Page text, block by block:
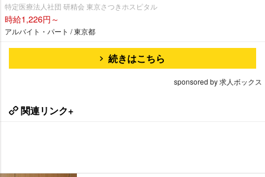
特定医療法人社団 研精会 東京さつきホスピタル
時給1,226円～
アルバイト・パート / 東京都
続きはこちら
sponsored by 求人ボックス
関連リンク+